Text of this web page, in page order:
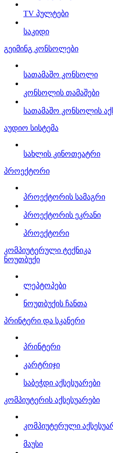
TV პულტები
საკიდი
გეიმინგ კონსოლები
სათამაშო კონსოლი
კონსოლის თამაშები
სათამაშო კონსოლის
აუდიო სისტემა
სახლის კინოთეატრი
პროექტორი
პროექტორის სამაგრი
პროექტორის ეკრანი
პროექტორი
კომპიუტერული ტექნიკა
ნოუთბუქი
ლეპტოპები
ნოუთბუქის ჩანთა
პრინტერი და სკანერი
პრინტერი
კარტრიჯი
საბეჭდი აქსესუარები
კომპიუტერის აქსესუარები
კომპიუტერული
მაუსი